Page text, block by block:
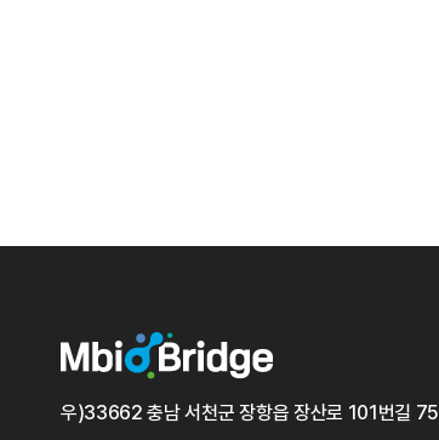
우)33662 충남 서천군 장항읍 장산로 101번길 75